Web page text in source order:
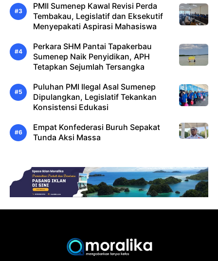
PMII Sumenep Kawal Revisi Perda
Tembakau, Legislatif dan Eksekutif
Menyepakati Aspirasi Mahasiswa
Perkara SHM Pantai Tapakerbau
Sumenep Naik Penyidikan, APH
Tetapkan Sejumlah Tersangka
Puluhan PMI Ilegal Asal Sumenep
Dipulangkan, Legislatif Tekankan
Konsistensi Edukasi
Empat Konfederasi Buruh Sepakat
Tunda Aksi Massa